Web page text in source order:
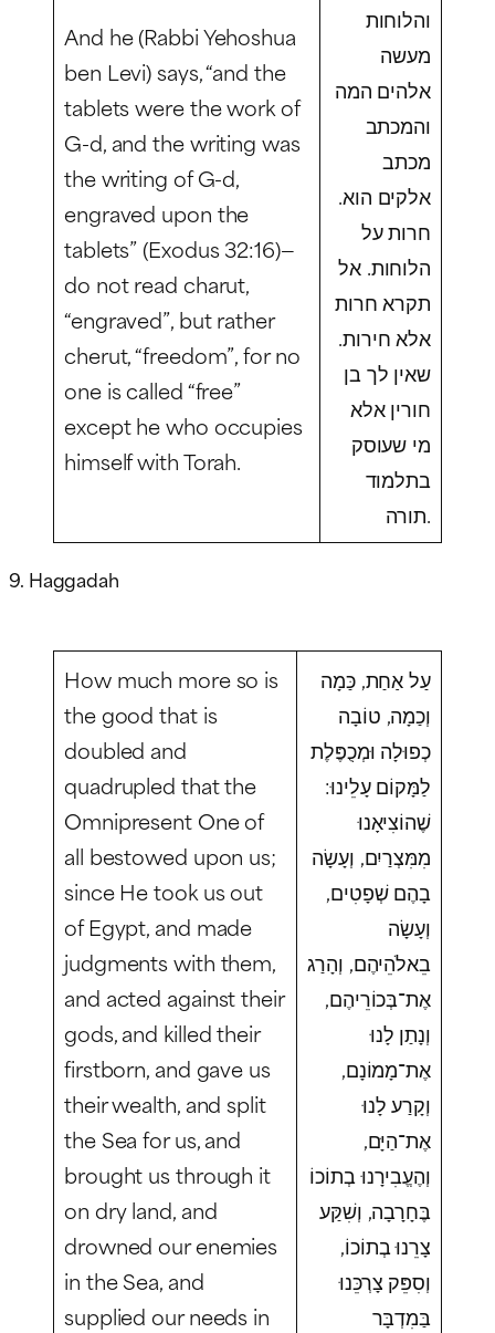
And he (Rabbi Yehoshua
ben Levi) says, “and the
tablets were the work of
G-d, and the writing was
the writing of G-d,
engraved upon the
tablets” (Exodus 32:16)—
do not read charut,
“engraved”, but rather
cherut,“freedom”, for no
one is called “free”
except he who occupies
himself with Torah.
והלוחות
מעשה
אלהים המה
והמכתב
מכתב
אלקים הוא.
חרות על
הלוחות. אל
תקרא חרות
אלא חירות.
שאין לך בן
חורין אלא
מי שעוסק
בתלמוד
תורה.
9. Haggadah
How much more so is
the good that is
doubled and
quadrupled that the
Omnipresent One of
all bestowed upon us;
since He took us out
of Egypt, and made
judgments with them,
and acted against their
gods, and killed their
firstborn, and gave us
their wealth, and split
the Sea for us, and
brought us through it
on dry land, and
drowned our enemies
in the Sea, and
supplied our needs in
עַל אַחַת, כַּמָה
וְכַמָה, טוֹבָה
כְפוּלָה וּמְכֻפֶּלֶת
לַמָּקוֹם עָלֵינוּ:
שֶׁהוֹצִיאָנוּ
מִמִּצְרַיִם, וְעָשָׂה
בָהֶם שְׁפָטִים,
וְעָשָׂה
בֵאלֹהֵיהֶם, וְהָרַג
אֶת־בְּכוֹרֵיהֶם,
וְנָתַן לָנוּ
אֶת־מָמוֹנָם,
וְקָרַע לָנוּ
אֶת־הַיָּם,
וְהֶעֱבִירָנוּ בְתוֹכוֹ
בֶּחָרָבָה, וְשִׁקַּע
צָרֵנוּ בְתוֹכוֹ,
וְסִפֵּק צָרְכֵּנוּ
בַּמִדְבָּר